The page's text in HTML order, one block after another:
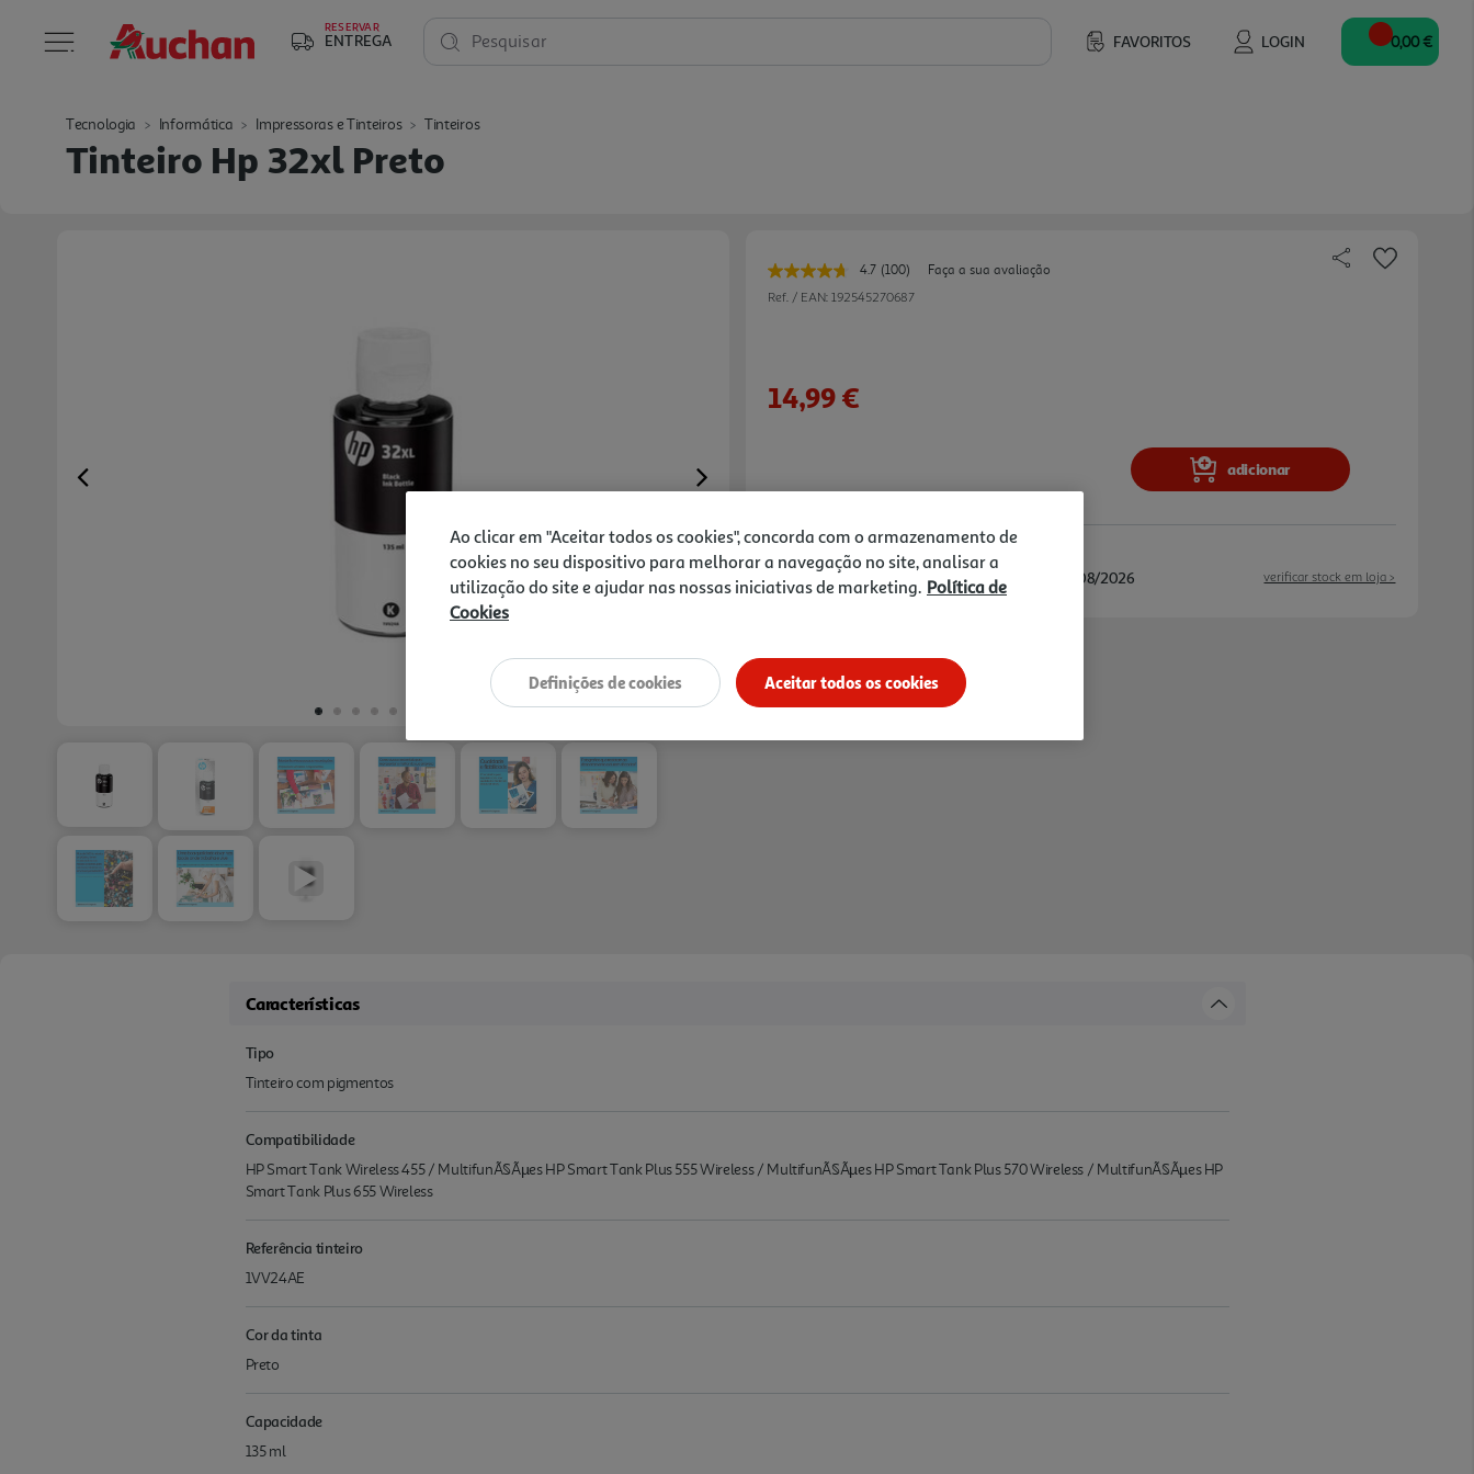
RESERVAR
ENTREGA FAVORITOS LOGIN
Pesquisar 0,00 €
Tecnologia Informática Impressoras e Tinteiros Tinteiros
Tinteiro Hp 32xl Preto
Previous Next
4.7 Leu
100
(100)
Faça a sua avaliação
Ref. / EAN: 192545270687
14,99 €
adicionar
verificar stock em loja >
Entrega estimada entre14/08/2026 e 17/08/2026
Características
Tipo
Tinteiro com pigmentos
Compatibilidade
HP Smart Tank Wireless 455 / MultifunÃ§Ãµes HP Smart Tank Plus 555 Wireless / MultifunÃ§Ãµes HP Smart Tank Plus 570 Wireless / MultifunÃ§Ãµes HP
Smart Tank Plus 655 Wireless
Referência tinteiro
1VV24AE
Cor da tinta
Preto
Capacidade
135 ml
Ao clicar em "Aceitar todos os cookies", concorda com o armazenamento de
cookies no seu dispositivo para melhorar a navegação no site, analisar a
utilização do site e ajudar nas nossas iniciativas de marketing. Política de
Cookies
Aceitar todos os cookies
Definições de cookies